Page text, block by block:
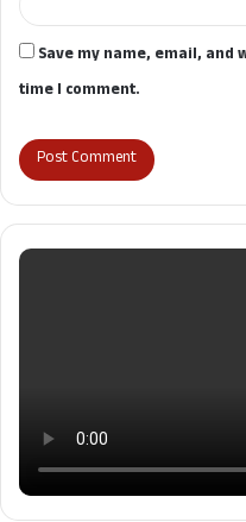
Save my name, email,
time I comment.